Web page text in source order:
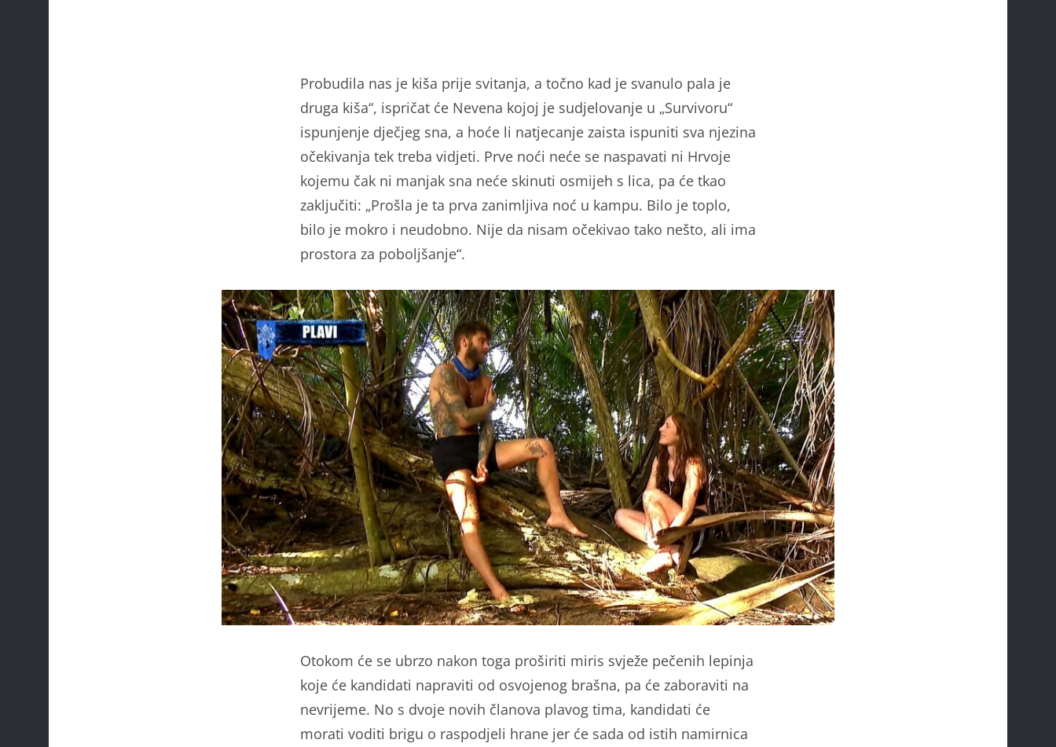
Probudila nas je kiša prije svitanja, a točno kad je svanulo pala je
druga kiša“, ispričat će Nevena kojoj je sudjelovanje u „Survivoru“
ispunjenje dječjeg sna, a hoće li natjecanje zaista ispuniti sva njezina
očekivanja tek treba vidjeti. Prve noći neće se naspavati ni Hrvoje
kojemu čak ni manjak sna neće skinuti osmijeh s lica, pa će tkao
zaključiti: „Prošla je ta prva zanimljiva noć u kampu. Bilo je toplo,
bilo je mokro i neudobno. Nije da nisam očekivao tako nešto, ali ima
prostora za poboljšanje“.
Otokom će se ubrzo nakon toga proširiti miris svježe pečenih lepinja
koje će kandidati napraviti od osvojenog brašna, pa će zaboraviti na
nevrijeme. No s dvoje novih članova plavog tima, kandidati će
morati voditi brigu o raspodjeli hrane jer će sada od istih namirnica